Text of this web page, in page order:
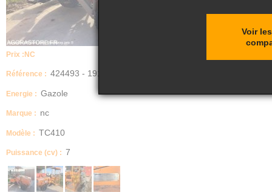
Prix : NC
Référence : 424493 - 191
Energie : Gazole
Marque : nc
Modèle : TC410
Puissance (cv) : 7
Voir